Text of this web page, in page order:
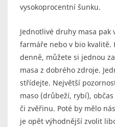
vysokoprocentní šunku.
Jednotlivé druhy masa
farmáře nebo v bio kvalitě.
denně, můžete si jednou
masa z dobrého zdroje.
střídejte. Největší
maso (drůbeží, rybí),
či zvěřinu. Poté by mělo
je opět výhodnější zvolit